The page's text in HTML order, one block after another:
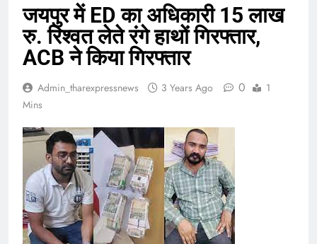
जयपुर में ED का अधिकारी 15 लाख
रु. रिश्वत लेते रंगे हाथों गिरफ्तार,
ACB ने किया गिरफ्तार
Admin_tharexpressnews 3 Years Ago 0
1
Mins